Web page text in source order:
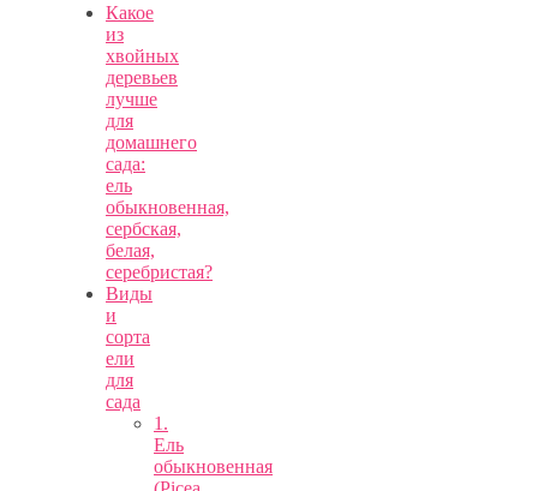
Какое
из
хвойных
деревьев
лучше
для
домашнего
сада:
ель
обыкновенная,
сербская,
белая,
серебристая?
Виды
и
сорта
ели
для
сада
1.
Ель
обыкновенная